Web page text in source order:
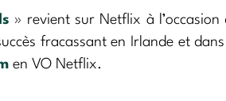
» revient sur Netflix à
fracassant en Irlande et
en VO Netflix.